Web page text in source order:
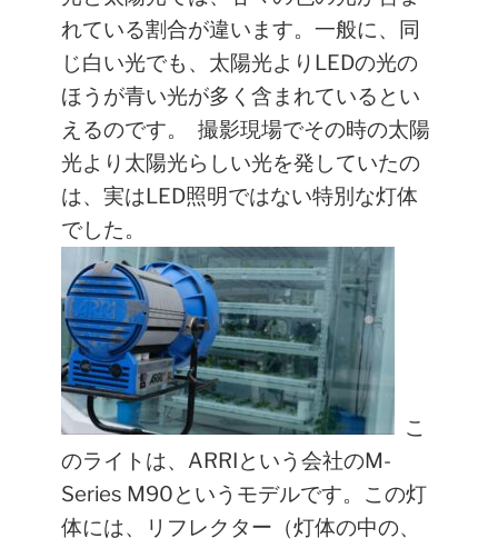
れている割合が違います。一般に、同
じ白い光でも、太陽光よりLEDの光の
ほうが青い光が多く含まれているとい
えるのです。
撮影現場でその時の太陽
光より太陽光らしい光を発していたの
は、実はLED照明ではない特別な灯体
でした。
こ
のライトは、ARRIという会社のM-
Series M90というモデルです。この灯
体には、リフレクター（灯体の中の、